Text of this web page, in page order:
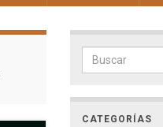
Search for:
CATEGORÍAS